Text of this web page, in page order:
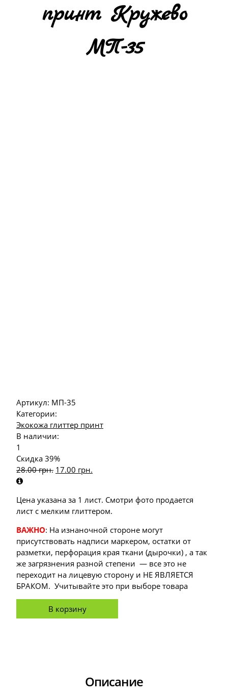
принт Кружево
МП-35
Артикул: МП-35
Категории:
Экокожа глиттер принт
В наличии:
1
Скидка 39%
28.00грн. 17.00 грн.
Цена указана за 1 лист. Смотри фото продается
лист с мелким глиттером.
ВАЖНО: На изнаночной стороне могут
присутствовать надписи маркером, остатки от
разметки, перфорация края ткани (дырочки) , а так
же загрязнения разной степени — все это не
переходит на лицевую сторону и НЕ ЯВЛЯЕТСЯ
БРАКОМ. Учитывайте это при выборе товара
В корзину
Описание